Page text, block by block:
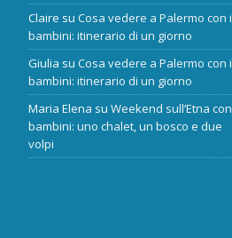
Claire suCosa vedere a Palermo con i
bambini: itinerario di un giorno
Giulia suCosa vedere a Palermo con i
bambini: itinerario di un giorno
Maria Elena suWeekend sull’Etna con
bambini: uno chalet, un bosco e due
volpi